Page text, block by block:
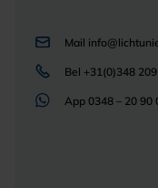
Mail
Bel +31(0)348
App 0348 – 20 90